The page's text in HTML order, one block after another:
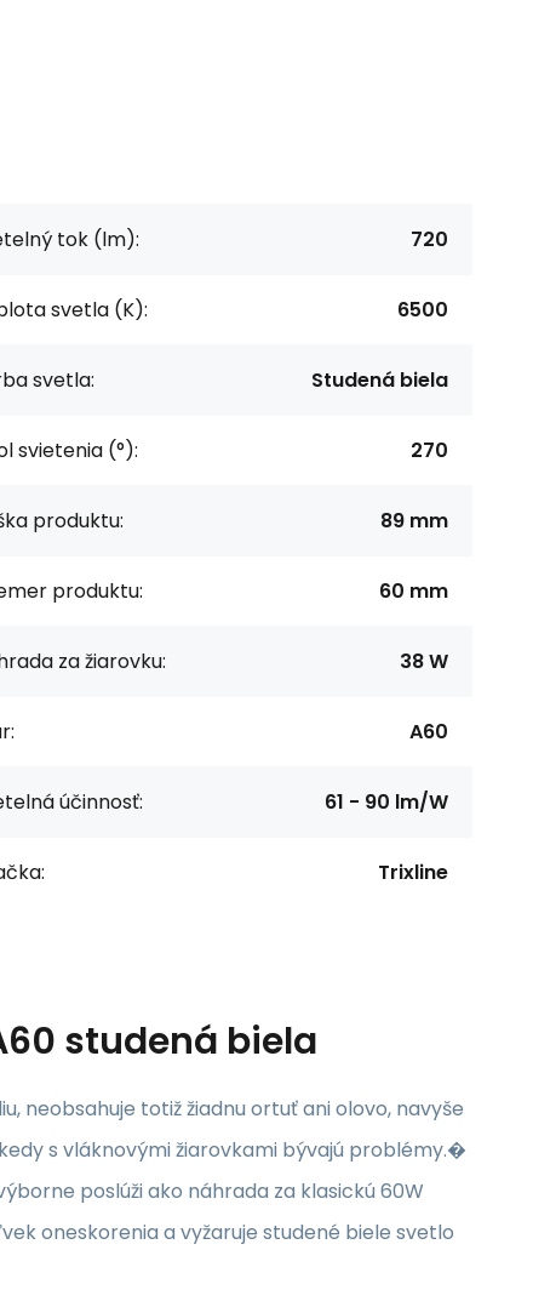
tok (lm): 720
svetla (K): 6500
svetla: Studená biela
svietenia (°): 270
produktu: 89 mm
produktu: 60 mm
za žiarovku: 38 W
A60
účinnosť: 61 - 90 lm/W
Trixline
studená biela
neobsahuje totiž žiadnu ortuť ani olovo, navyše
s vláknovými žiarovkami bývajú problémy.�
poslúži ako náhrada za klasickú 60W
oneskorenia a vyžaruje studené biele svetlo